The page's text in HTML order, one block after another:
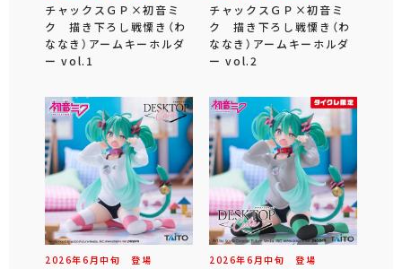
チャックスＧＰ×初音ミ
ク 描き下ろし戦慄き（わ
ななき）アームキーホルダ
ー vol.1
チャックスＧＰ×初音ミ
ク 描き下ろし戦慄き（わ
ななき）アームキーホルダ
ー vol.2
2026年6 月中旬 登場 2026年6 月中旬 登場